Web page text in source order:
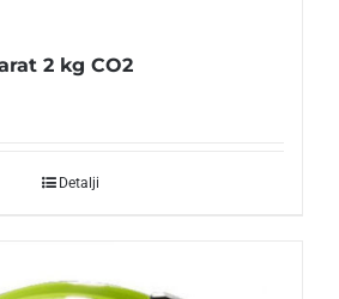
2 kg CO2
Detalji